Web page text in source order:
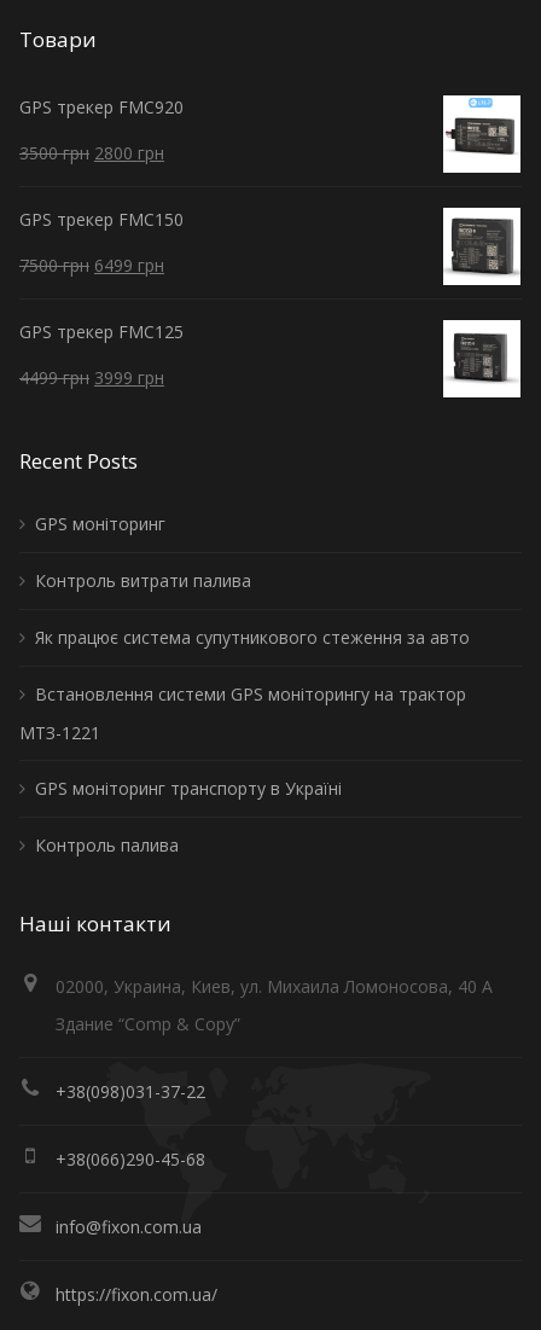
Товари
GPS трекер FMC920
3500грн 2800 грн
GPS трекер FMC150
7500грн 6499 грн
GPS трекер FMC125
4499грн 3999 грн
Recent Posts
GPS моніторинг
Контроль витрати палива
Як працює система супутникового стеження за авто
Встановлення системи GPS моніторингу на трактор
МТЗ-1221
GPS моніторинг транспорту в Україні
Контроль палива
Наші контакти
02000, Украина, Киев, ул. Михаила Ломоносова, 40 А
Здание “Comp & Copy”
+38(098)031-37-22
+38(066)290-45-68
info@fixon.com.ua
https://fixon.com.ua/